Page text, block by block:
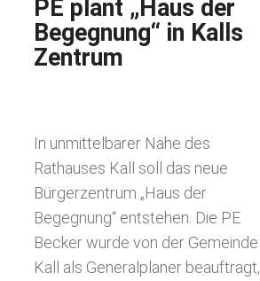
PE plant „Haus der
Begegnung“ in Kalls
Zentrum
In unmittelbarer Nähe des
Rathauses Kall soll das neue
Bürgerzentrum „Haus der
Begegnung“ entstehen. Die PE
Becker wurde von der Gemeinde
Kall als Generalplaner beauftragt,